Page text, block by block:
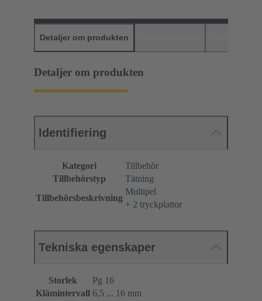
Detaljer om produkten
Detaljer om produkten
Identifiering
Kategori
Tillbehör
Tillbehörstyp
Tätning
Tillbehörsbeskrivning
Multipel
+ 2 tryckplattor
Tekniska egenskaper
Storlek
Pg 16
Klämintervall 6,5 ... 16 mm